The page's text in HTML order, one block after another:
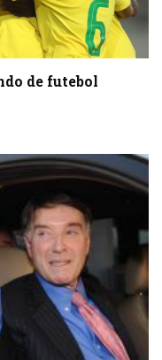
de futebol